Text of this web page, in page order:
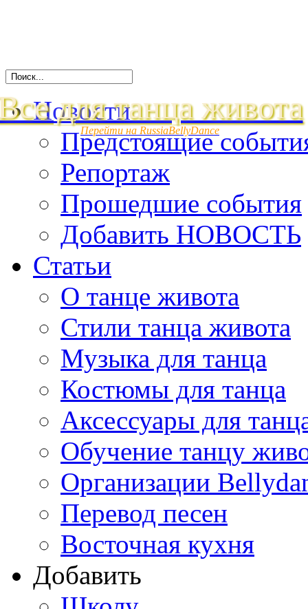
для танца живота
Перейти на RussiaBellyDance
Новости
Предстоящие
Репортаж
Прошедшие события
Добавить НОВОСТЬ
Статьи
О танце живота
Стили танца живота
Музыка для танца
Костюмы для танца
Аксессуары для
Обучение танцу
Организации
Перевод песен
Восточная кухня
Добавить